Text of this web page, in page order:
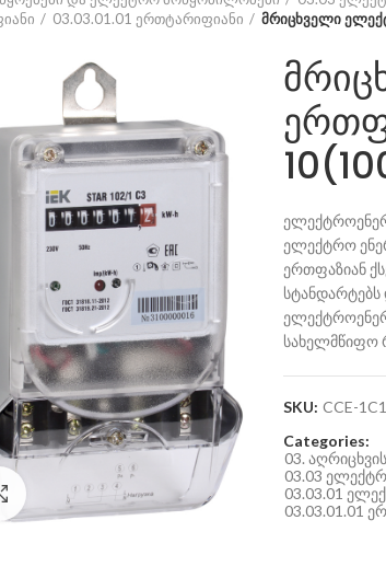
03.03.01.01 ერთტარიფიანი მრიცხველი
Click to enlarge
ელექტრო
ერთფაზიან
სტანდარტებს
სახელმწიფო
SKU: CCE-
Categories:
03.
03.03
03.03.01
03.03.01.01